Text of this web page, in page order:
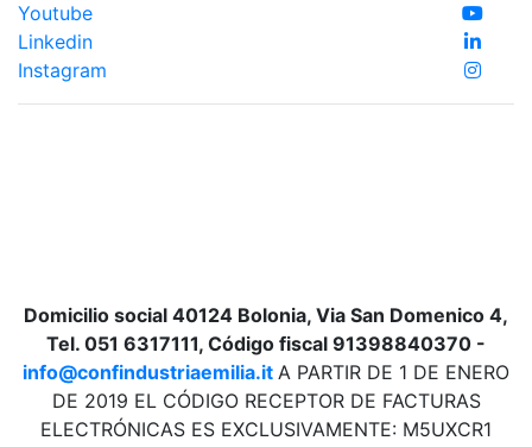
Youtube
Linkedin
Instagram
Domicilio social 40124 Bolonia, Via San Domenico 4,
Tel. 051 6317111, Código fiscal 91398840370 -
info@confindustriaemilia.it A PARTIR DE 1 DE ENERO
DE 2019 EL CÓDIGO RECEPTOR DE FACTURAS
ELECTRÓNICAS ES EXCLUSIVAMENTE: M5UXCR1